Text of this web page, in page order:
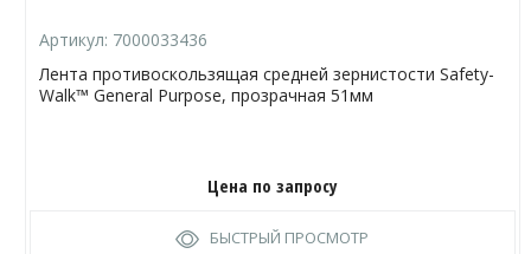
Артикул: 7000033436
Лента противоскользящая средней зернистости Safety-
Walk™ General Purpose, прозрачная 51мм
Цена по запросу
БЫСТРЫЙ ПРОСМОТР